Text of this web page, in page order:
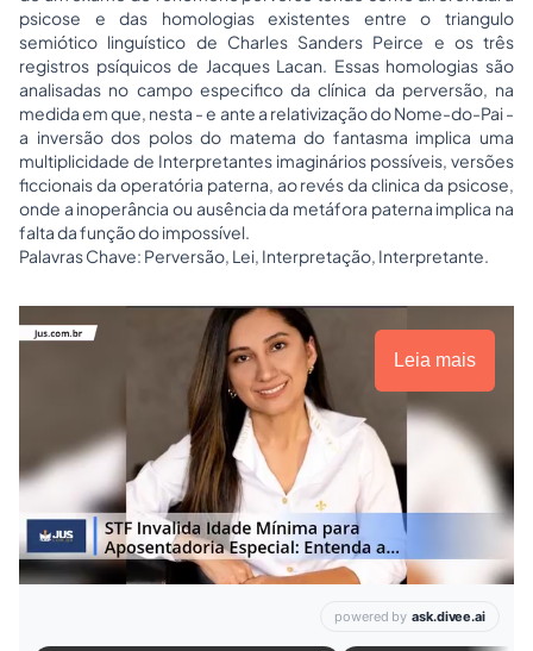
psicose e das homologias existentes entre o triangulo
semiótico linguístico de Charles Sanders Peirce e os três
registros psíquicos de Jacques Lacan. Essas homologias são
analisadas no campo especifico da clínica da perversão, na
medida em que, nesta - e ante a relativização do Nome-do-Pai -
a inversão dos polos do matema do fantasma implica uma
multiplicidade de Interpretantes imaginários possíveis, versões
ficcionais da operatória paterna, ao revés da clinica da psicose,
onde a inoperância ou ausência da metáfora paterna implica na
falta da função do impossível.
Palavras Chave: Perversão, Lei, Interpretação, Interpretante.
Leia mais